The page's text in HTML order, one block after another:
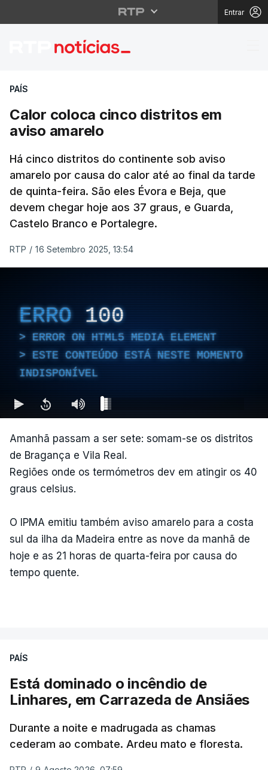
Entrar
Calor coloca cinco
PAÍS
Calor coloca cinco distritos em
aviso amarelo
Há cinco distritos do continente sob aviso
amarelo por causa do calor até ao final da tarde
de quinta-feira. São eles Évora e Beja, que
devem chegar hoje aos 37 graus, e Guarda,
Castelo Branco e Portalegre.
RTP / 16 Setembro 2025, 13:54
ERRO 100
ERROR ON HTML5 MEDIA ELEMENT
ESTE CONTEÚDO ESTÁ NESTE MOMENTO
INDISPONÍVEL
Amanhã passam a ser sete: somam-se os distritos
de Bragança e Vila Real.
Regiões onde os termómetros dev em atingir os 40
graus celsius.
O IPMA emitiu também aviso amarelo para a costa
sul da ilha da Madeira entre as nove da manhã de
hoje e as 21 horas de quarta-feira por causa do
tempo quente.
PAÍS
Está dominado o incêndio de
Linhares, em Carrazeda de Ansiães
Durante a noite e madrugada as chamas
cederam ao combate. Ardeu mato e floresta.